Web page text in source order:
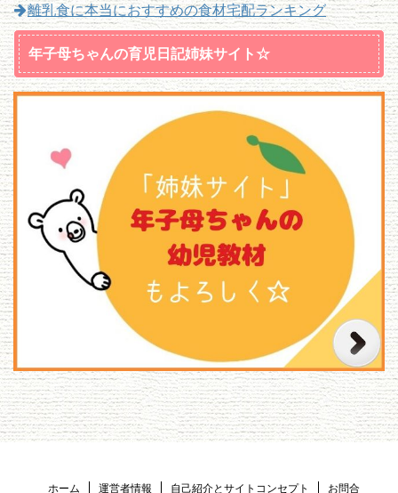
離乳食に本当におすすめの食材宅配ランキング
年子母ちゃんの育児日記姉妹サイト☆
ホーム 運営者情報 自己紹介とサイトコンセプト お問合